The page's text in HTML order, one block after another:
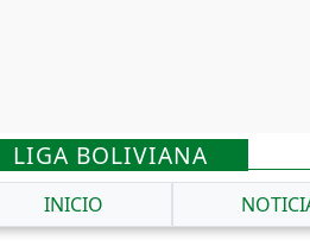
LIGA BOLIVIANA
INICIO